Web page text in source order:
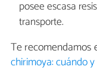
posee escasa
transporte.
Te recomendamos
chirimoya: cuándo